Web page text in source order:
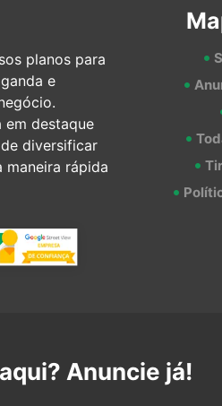
planos para
e
em destaque
diversificar
maneira rápida
Anuncie já!